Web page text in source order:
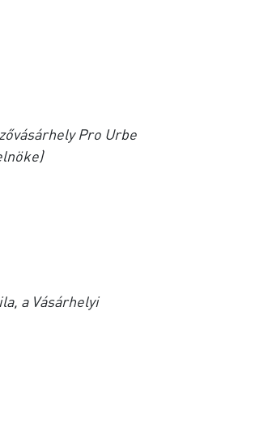
Pro Urbe
a Vásárhelyi